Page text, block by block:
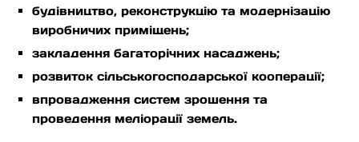
будівництво, реконструкцію та модернізацію
виробничих приміщень;
закладення багаторічних насаджень;
розвиток сільськогосподарської кооперації;
впровадження систем зрошення та
проведення меліорації земель.